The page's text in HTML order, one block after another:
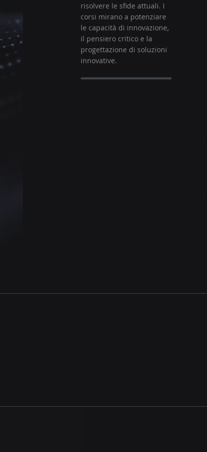
risolvere le sfide attuali. I
corsi mirano a potenziare
le capacità di innovazione,
il pensiero critico e la
progettazione di soluzioni
innovative.